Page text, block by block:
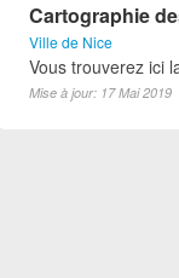
Cartographie
Ville de Nice
Vous trouverez ici
Mise à jour: 17 Mai 2019